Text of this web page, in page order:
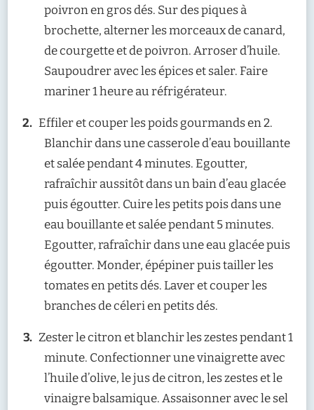
poivron en gros dés. Sur des piques à
brochette, alterner les morceaux de canard,
de courgette et de poivron. Arroser d’huile.
Saupoudrer avec les épices et saler. Faire
mariner 1 heure au réfrigérateur.
Effiler et couper les poids gourmands en 2.
Blanchir dans une casserole d’eau bouillante
et salée pendant 4 minutes. Egoutter,
rafraîchir aussitôt dans un bain d’eau glacée
puis égoutter. Cuire les petits pois dans une
eau bouillante et salée pendant 5 minutes.
Egoutter, rafraîchir dans une eau glacée puis
égoutter. Monder, épépiner puis tailler les
tomates en petits dés. Laver et couper les
branches de céleri en petits dés.
Zester le citron et blanchir les zestes pendant 1
minute. Confectionner une vinaigrette avec
l’huile d’olive, le jus de citron, les zestes et le
vinaigre balsamique. Assaisonner avec le sel